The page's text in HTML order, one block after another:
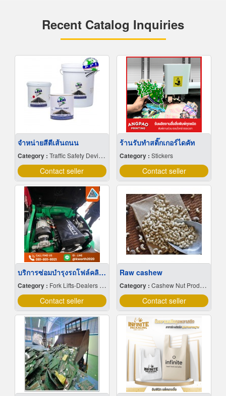
Recent Catalog Inquiries
จำหน่ายสีตีเส้นถนน
Category : Traffic Safety Devices
Contact seller
ร้านรับทำสติ๊กเกอร์ไดคัท
Category : Stickers
Contact seller
บริการซ่อมบำรุงรถโฟล์คลิฟท์
Category : Fork Lifts-Dealers & Service
Contact seller
Raw cashew
Category : Cashew Nut Producers & Distributors
Contact seller